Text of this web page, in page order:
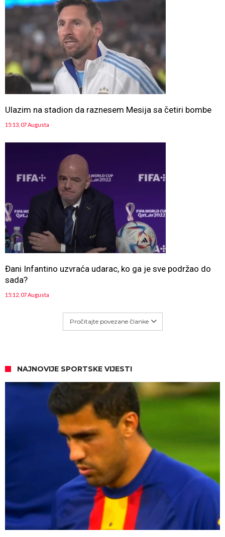
Ulazim na stadion da raznesem Mesija sa četiri bombe
15:13, 07 Augusta
Đani Infantino uzvraća udarac, ko ga je sve podržao do
sada?
15:12, 07 Augusta
Pročitajte povezane članke
NAJNOVIJE SPORTSKE VIJESTI